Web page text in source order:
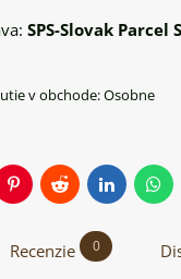
SPS-Slovak Parcel
Osobne
PinterestReddit LinkedIn
Recenzie 0